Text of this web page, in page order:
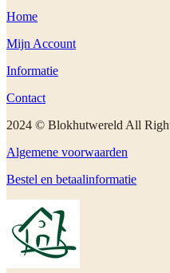
Home
Mijn Account
Informatie
Contact
2024 © Blokhutwereld All
Algemene voorwaarden
Bestel en betaalinformatie